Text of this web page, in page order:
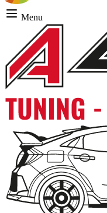
Menu